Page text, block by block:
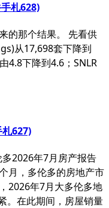
札628)
的那个结果。 先看供
从17,698套下降到
4.8下降到4.6；SNLR
627)
2026年7月房产报告
月，多伦多的房地产市
2026年7月大多伦多地
。在此期间，房屋销量